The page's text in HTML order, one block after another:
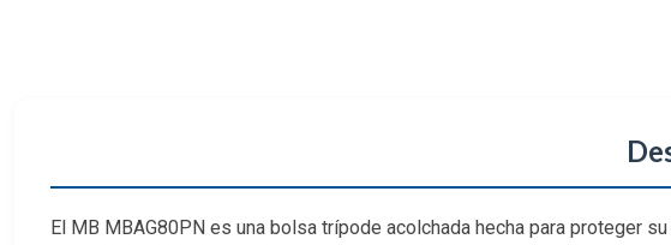
El MB MBAG80PN es una bolsa trípode acolchada hecha para proteger